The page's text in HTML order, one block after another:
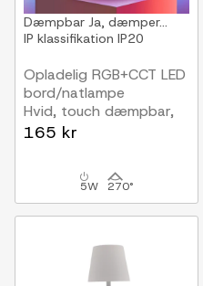
Dæmpbar Ja, dæmper...
IP klassifikation IP20
Opladelig RGB+CCT LED
bord/natlampe
Hvid, touch dæmpbar,
IP20 indendørs
165 kr
5W 270°